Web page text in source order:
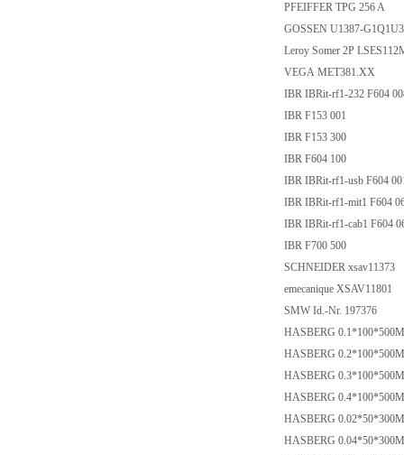
PFEIFFER TPG 256 A
GOSSEN U1387-
Leroy Somer 2P
VEGA MET381.XX
IBR IBRit-rf1-232 F604
IBR F153 001
IBR F153 300
IBR F604 100
IBR IBRit-rf1-usb F604
IBR IBRit-rf1-mit1 F604
IBR IBRit-rf1-cab1 F604
IBR F700 500
SCHNEIDER xsav11373
emecanique XSAV11801
SMW Id.-Nr. 197376
HASBERG
HASBERG
HASBERG
HASBERG
HASBERG
HASBERG